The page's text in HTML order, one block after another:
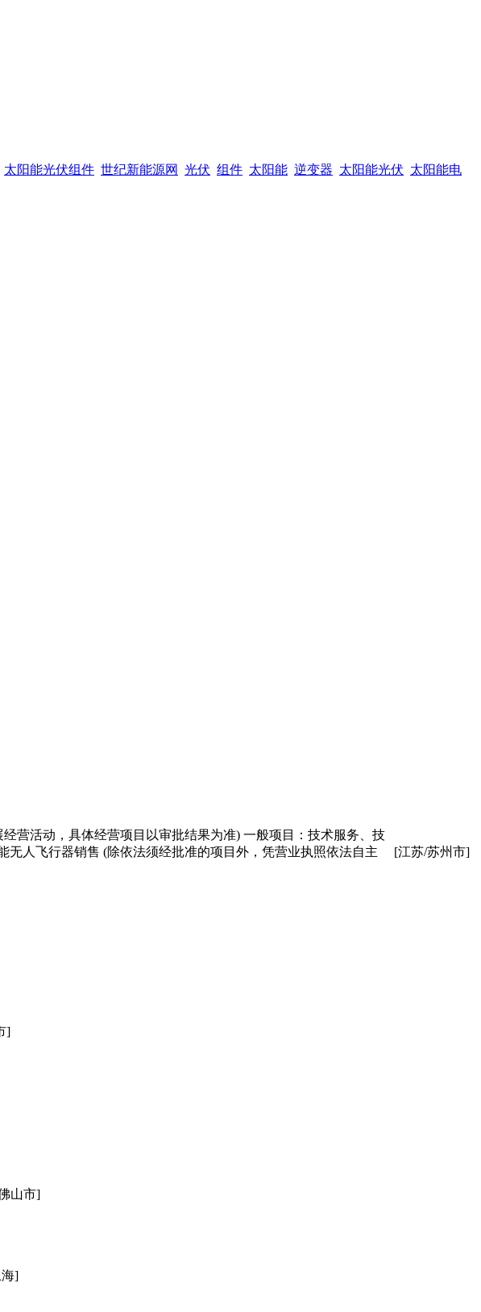
太阳能光伏组件 世纪新能源网 光伏 组件 太阳能 逆变器 太阳能光伏 太阳能电
营活动，具体经营项目以审批结果为准) 一般项目：技术服务、技
人飞行器销售 (除依法须经批准的项目外，凭营业执照依法自主
[江苏/苏州市]
]
山市]
]